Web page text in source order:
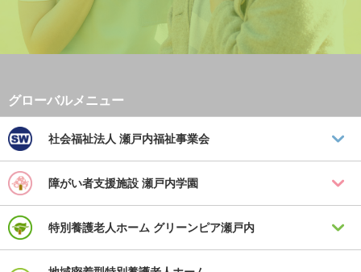
社会福祉法人 瀬戸内福祉事業会
障がい者支援施設 瀬戸内学園
特別養護老人ホーム グリーンピア瀬戸内